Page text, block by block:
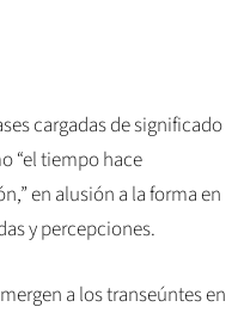
cargadas de significado
“el tiempo hace
en alusión a la forma en
y percepciones.
a los transeúntes en